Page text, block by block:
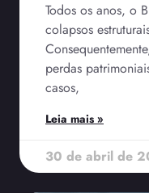
Todos os anos, o
colapsos
perdas
casos,
Leia mais »
30 de abril de